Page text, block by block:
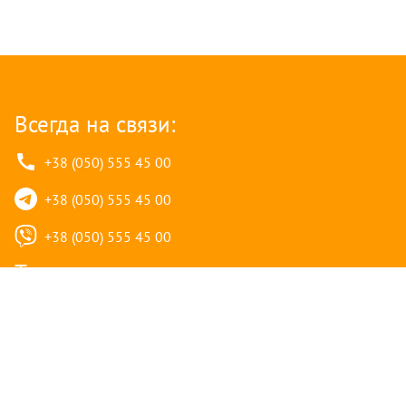
Всегда на связи:
+38 (050) 555 45 00
+38 (050) 555 45 00
+38 (050) 555 45 00
Тех. поддержка: